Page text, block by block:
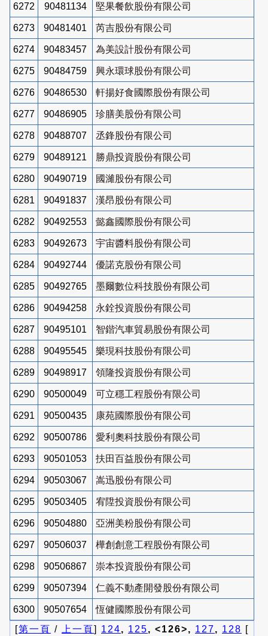
6272 90481134 堅果餐飲股份有限公司
6273 90481401 芮吉股份有限公司
6274 90483457 為美設計股份有限公司
6275 90484759 興永環球股份有限公司
6276 90486530 軒揚好食國際股份有限公司
6277 90486905 珍膳美股份有限公司
6278 90488707 丞鋒股份有限公司
6279 90489121 勝鼎投資股份有限公司
6280 90490719 國濰股份有限公司
6281 90491837 漢昂股份有限公司
6282 90492553 懿鑫國際股份有限公司
6283 90492673 宇宙醬料股份有限公司
6284 90492744 優諾克股份有限公司
6285 90492765 墨爾數位科技股份有限公司
6286 90494258 永銓投資股份有限公司
6287 90495101 智鍇汽車貿易股份有限公司
6288 90495545 樂現科技股份有限公司
6289 90498917 領隆投資股份有限公司
6290 90500049 可立穩工程股份有限公司
6291 90500435 康苑國際股份有限公司
6292 90500786 愛利奧科技股份有限公司
6293 90501053 扶田百益股份有限公司
6294 90503067 嵩迅股份有限公司
6295 90503405 宥陞投資股份有限公司
6296 90504880 亞洲美粉股份有限公司
6297 90506037 樺創創意工程股份有限公司
6298 90506867 崇本投資股份有限公司
6299 90507394 仁義不動產開發股份有限公司
6300 90507654
恆健國際股份有限公司
[第一頁 / 上一頁] 124, 125, <126>, 127, 128 [